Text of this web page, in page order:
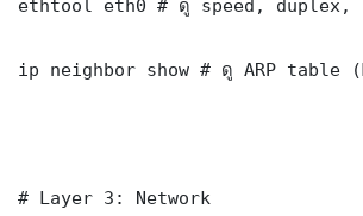
ethtool eth0 # ดู speed,
ip neighbor show # ดู ARP table
# Layer 3: Network